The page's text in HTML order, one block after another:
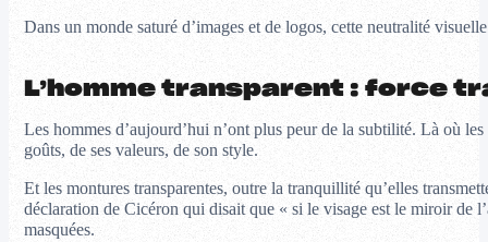
Dans un monde saturé d’images et de logos, cette neutralité
L’homme transparent : force
Les hommes d’aujourd’hui n’ont plus peur de la subtilité. Là où
goûts, de ses valeurs, de son style.
Et les montures transparentes, outre la tranquillité qu’elles
déclaration de Cicéron qui disait que « si le visage est le miroir de
masquées.